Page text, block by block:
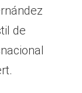
de